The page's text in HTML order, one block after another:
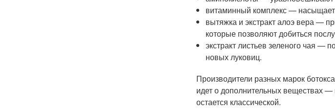
витаминный комплекс — насыщает
вытяжка и экстракт алоэ вера —
которые позволяют добиться
экстракт листьев зеленого чая —
новых луковиц.
Производители разных марок
идет о дополнительных веществах
остается классической.